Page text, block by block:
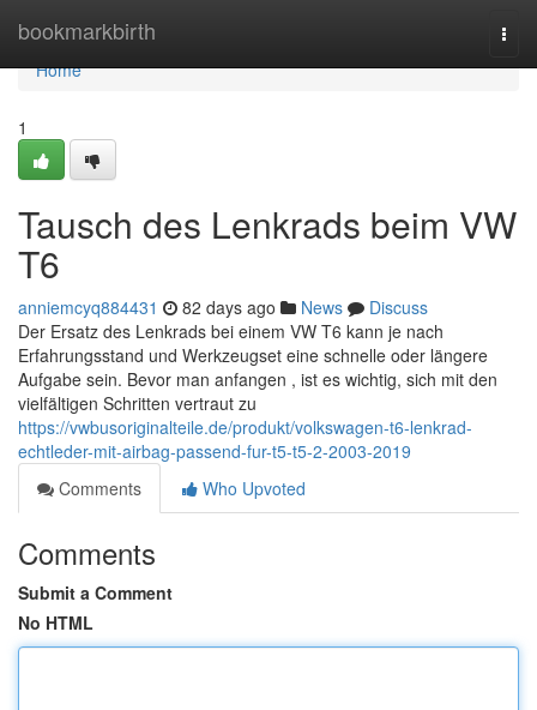
bookmarkbirth
Home
Home
1
Tausch des Lenkrads beim VW
T6
anniemcyq884431 82 days ago News
Discuss
Der Ersatz des Lenkrads bei einem VW T6 kann je nach
Erfahrungsstand und Werkzeugset eine schnelle oder längere
Aufgabe sein. Bevor man anfangen , ist es wichtig, sich mit den
vielfältigen Schritten vertraut zu
https://vwbusoriginalteile.de/produkt/volkswagen-t6-lenkrad-
echtleder-mit-airbag-passend-fur-t5-t5-2-2003-2019
Comments
Who Upvoted
Comments
Submit a Comment
No HTML